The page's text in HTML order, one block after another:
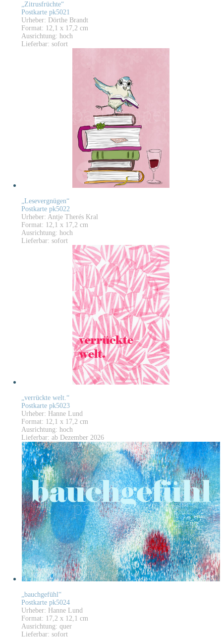
„Zitrusfrüchte“
Postkarte pk5021
Urheber: Dörthe Brandt
Format: 12,1 x 17,2 cm
Ausrichtung: hoch
Lieferbar: sofort
„Lesevergnügen“
Postkarte pk5022
Urheber: Antje Therés Kral
Format: 12,1 x 17,2 cm
Ausrichtung: hoch
Lieferbar: sofort
„verrückte welt.“
Postkarte pk5023
Urheber: Hanne Lund
Format: 12,1 x 17,2 cm
Ausrichtung: hoch
Lieferbar: ab Dezember 2026
„bauchgefühl“
Postkarte pk5024
Urheber: Hanne Lund
Format: 17,2 x 12,1 cm
Ausrichtung: quer
Lieferbar: sofort